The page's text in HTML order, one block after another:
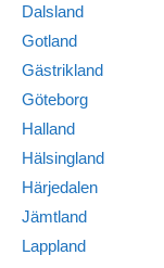
Dalsland
Gotland
Gästrikland
Göteborg
Halland
Hälsingland
Härjedalen
Jämtland
Lappland